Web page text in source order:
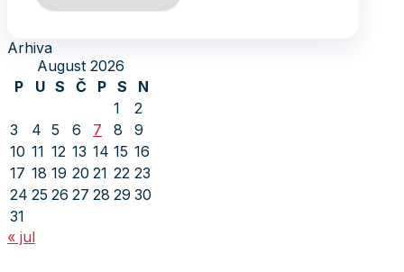
Arhiva
August 2026
P
U S Č P S
N
1
2
3
4 5 6 7 8
9
10 11 12 13 14 15 16
17 18 19 20 21 22 23
24 25 26 27 28 29 30
31
« jul